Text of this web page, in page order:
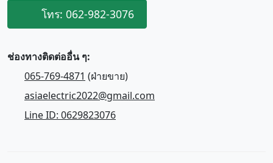
โทร: 062-982-3076
ช่องทางติดต่ออื่น ๆ:
065-769-4871 (ฝ่ายขาย)
asiaelectric2022@gmail.com
Line ID: 0629823076